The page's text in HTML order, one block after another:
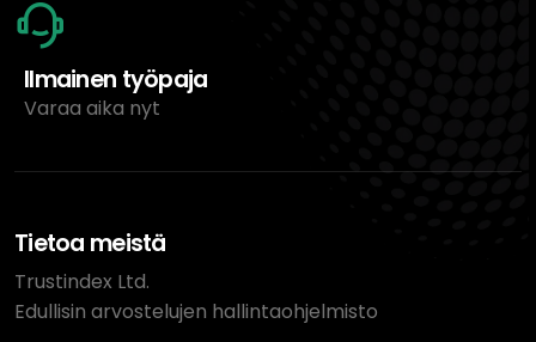
Ilmainen työpaja
Varaa aika nyt
Tietoa meistä
Trustindex Ltd.
Edullisin arvostelujen hallintaohjelmisto